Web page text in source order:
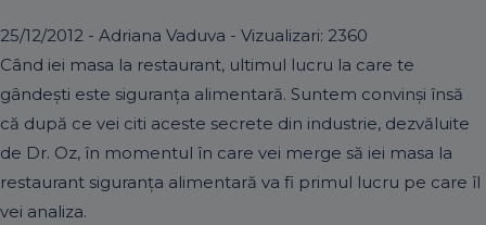
25/12/2012 - Adriana Vaduva - Vizualizari: 2360
Când iei masa la restaurant, ultimul lucru la care te
gândeşti este siguranţa alimentară. Suntem convinşi însă
că după ce vei citi aceste secrete din industrie, dezvăluite
de Dr. Oz, în momentul în care vei merge să iei masa la
restaurant siguranţa alimentară va fi primul lucru pe care îl
vei analiza.